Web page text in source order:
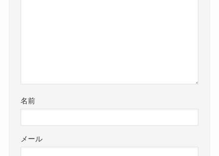
名前
メール